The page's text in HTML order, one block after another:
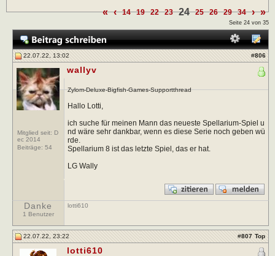
« ‹ 14 19 22 23 24 25 26 29 34 › »
Seite 24 von 35
22.07.22, 13:02 #806
Mitglied seit: D
ec 2014
Beiträge: 54
wallyv
Zylom-Deluxe-Bigfish-Games-Supportthread
Hallo Lotti,
ich suche für meinen Mann das neueste Spellarium-Spiel u
nd wäre sehr dankbar, wenn es diese Serie noch geben wü
rde.
Spellarium 8 ist das letzte Spiel, das er hat.
LG Wally
Danke
1 Benutzer
lotti610
22.07.22, 23:22 #807 Top
lotti610